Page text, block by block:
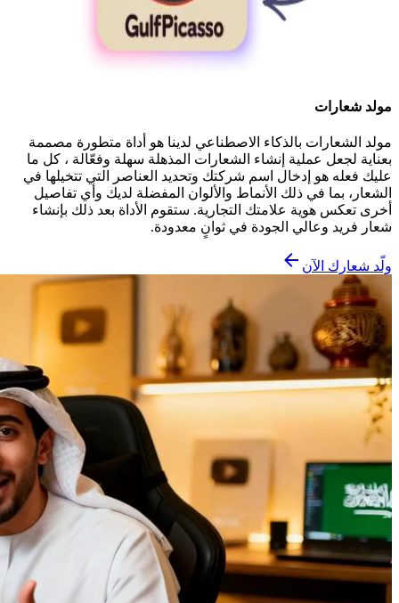
مولد شعارات
مولد الشعارات بالذكاء الاصطناعي لدينا هو أداة متطورة مصممة
بعناية لجعل عملية إنشاء الشعارات المذهلة سهلة وفعّالة ، كل ما
عليك فعله هو إدخال اسم شركتك وتحديد العناصر التي تتخيلها في
الشعار، بما في ذلك الأنماط والألوان المفضلة لديك وأي تفاصيل
أخرى تعكس هوية علامتك التجارية. ستقوم الأداة بعد ذلك بإنشاء
شعار فريد وعالي الجودة في ثوانٍ معدودة.
ولّد شعارك الآن